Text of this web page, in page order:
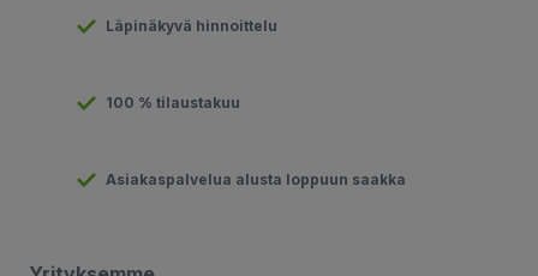
Läpinäkyvä hinnoittelu
100 % tilaustakuu
Asiakaspalvelua alusta loppuun saakka